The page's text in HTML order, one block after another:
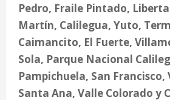
Pedro, Fraile Pintado,
Martín, Calilegua, Yuto,
Caimancito, El Fuerte,
Sola, Parque Nacional
Pampichuela, San Francisco,
Santa Ana, Valle Colorado y